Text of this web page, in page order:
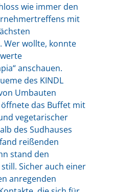
wie immer den
mit
Wer wollte, konnte
anschauen.
des KINDL
Umbauten
das Buffet mit
vegetarischer
des Sudhauses
reißenden
stand den
Sicher auch einer
anregenden